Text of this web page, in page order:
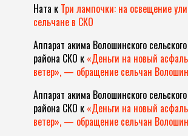
Ната к Три лампочки: на освещение
сельчане в СКО
Аппарат акима Волошинского сельского
района СКО к «Деньги на новый
ветер», — обращение сельчан
Аппарат акима Волошинского сельского
района СКО к «Деньги на новый
ветер», — обращение сельчан